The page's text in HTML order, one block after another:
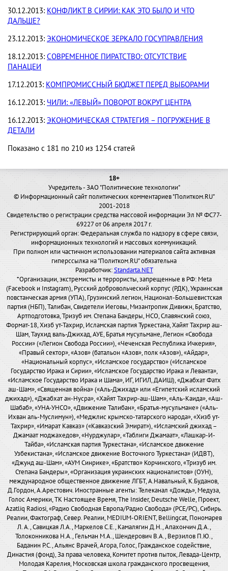
30.12.2013: КОНФЛИКТ В СИРИИ: КАК ЭТО БЫЛО И ЧТО
ДАЛЬШЕ?
23.12.2013: ЭКОНОМИЧЕСКОЕ ЗЕРКАЛО ГОСУПРАВЛЕНИЯ
18.12.2013: СОВРЕМЕННОЕ ПИРАТСТВО: ОТСУТСТВИЕ
ПАНАЦЕИ
17.12.2013: КОМПРОМИССНЫЙ БЮДЖЕТ ПЕРЕД ВЫБОРАМИ
16.12.2013: ЧИЛИ: «ЛЕВЫЙ» ПОВОРОТ ВОКРУГ ЦЕНТРА
16.12.2013: ЭКОНОМИЧЕСКАЯ СТРАТЕГИЯ – ПОГРУЖЕНИЕ В
ДЕТАЛИ
Показано с 181 по 210 из 1254 статей
18+
Учредитель - ЗАО "Политические технологии"
© Информационный сайт политических комментариев "Политком.RU"
2001-2018
Свидетельство о регистрации средства массовой информации Эл № ФС77-
69227 от 06 апреля 2017 г.
Регистрирующий орган: Федеральная служба по надзору в сфере связи,
информационных технологий и массовых коммуникаций.
При полном или частичном использовании материалов сайта активная
гиперссылка на "Политком.RU" обязательна
Разработчик:Standarta.NET
*Организации, экстремисты и террористы, запрещенные в РФ: Meta
(Facebook и Instagram), Русский добровольческий корпус (РДК), Украинская
повстанческая армия (УПА), Грузинский легион, Национал-Большевистская
партия (НБП), Талибан, Свидетели Иеговы, Мизантропик Дивижн, Братство,
Артподготовка, Тризуб им. Степана Бандеры, НСО, Славянский союз,
Формат-18, Хизб ут-Тахрир, Исламская партия Туркестана, Хайят Тахрир аш-
Шам, Таухид валь-Джихад, АУЕ, Братья мусульмане, Легион «Свобода
России» («Легион Свобода России»), «Чеченская Республика Ичкерия»,
«Правый сектор», «Азов» (батальон «Азов», полк «Азов»), «Айдар»,
«Национальный корпус», «Исламское государство» («Исламское
Государство Ирака и Сирии», «Исламское Государство Ирака и Леванта»,
«Исламское Государство Ирака и Шама», ИГ, ИГИЛ, ДАИШ), «Джабхат Фатх
аш-Шам», «Священная война» («Аль-Джихад» или «Египетский исламский
джихад»), «Джабхат ан-Нусра», «Хайят Тахрир-аш-Шам», «Аль-Каида», «Аш-
Шабаб», «УНА-УНСО», «Движение Талибан», «Братья-мусульмане» («Аль-
Ихван аль-Муслимун»), «Меджлис крымско-татарского народа», «Хизб ут-
Тахрир», «Имарат Кавказ» («Кавказский Эмират»), «Исламский джихад –
Джамаат моджахедов», «Нурджулар», «Таблиги Джамаат», «Лашкар-И-
Тайба», «Исламская партия Туркестана», «Исламское движение
Узбекистана», «Исламское движение Восточного Туркестана» (ИДВТ),
«Джунд аш-Шам», «АУМ Синрике», «Братство» Корчинского, «Тризуб им.
Степана Бандеры», «Организация украинских националистов» (ОУН),
международное общественное движение ЛГБТ, А.Навальный, К.Буданов,
Д.Гордон, А.Арестович. Иностранные агенты: Телеканал «Дождь», Медуза,
Голос Америки, ТК Настоящее Время, The Insider, Deutsche Welle, Проект,
Azatliq Radiosi, «Радио Свободная Европа/Радио Свобода» (PCE/PC), Сибирь.
Реалии, Фактограф, Север. Реалии, MEDIUM-ORIENT, Bellingcat, Пономарев
Л. А., Савицкая Л.А., Маркелов С.Е., Камалягин Д.Н., Апахончич Д.А.,
Толоконникова Н.А., Гельман М.А., Шендерович В.А., Верзилов П.Ю.,
Баданин Р.С., Альянс Врачей, Агора, Голос, Гражданское содействие,
Династия (фонд), За права человека, Комитет против пыток, Левада-Центр,
Молодая Карелия, Московская школа гражданского просвещения,